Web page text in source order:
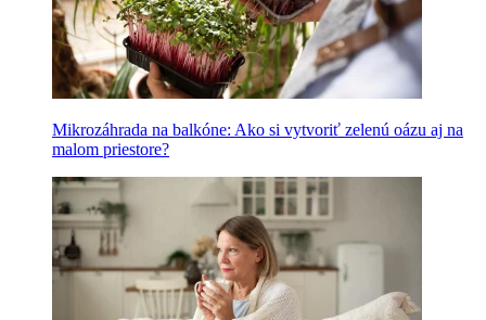
Mikrozáhrada na balkóne: Ako si vytvoriť zelenú oázu aj na
malom priestore?